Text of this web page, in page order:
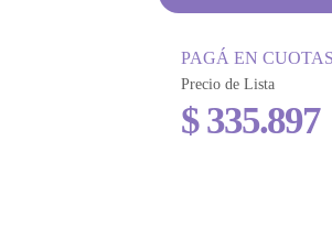
PAGÁ EN
Precio de Lista
$335.897